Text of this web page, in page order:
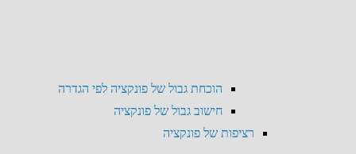
הוכחת גבול של פונקציה לפי הגדרה
חישוב גבול של פונקציה
רציפות של פונקציה